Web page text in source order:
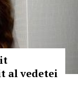
al vedetei